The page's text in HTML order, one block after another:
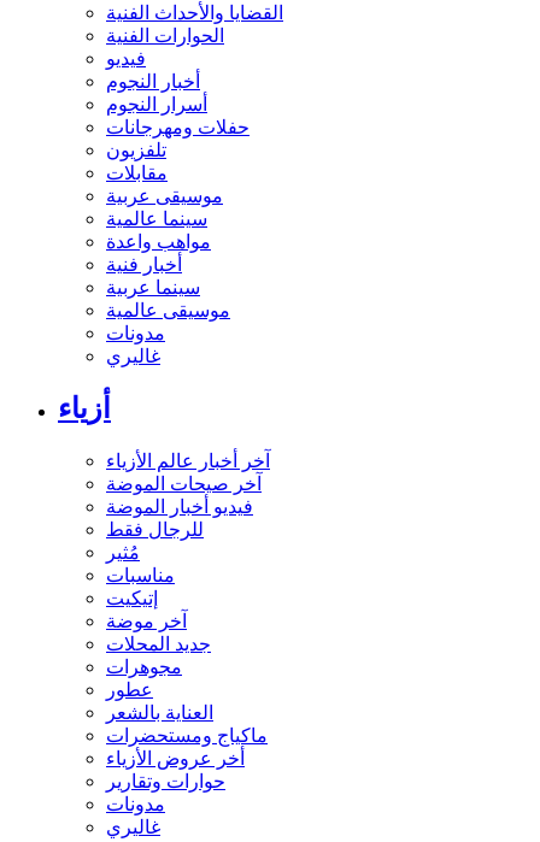
القضايا والأحداث الفنية
الحوارات الفنية
فيديو
أخبار النجوم
أسرار النجوم
حفلات ومهرجانات
تلفزيون
مقابلات
موسيقى عربية
سينما عالمية
مواهب واعدة
أخبار فنية
سينما عربية
موسيقى عالمية
مدونات
غاليري
أزياء
آخر أخبار عالم الأزياء
آخر صيحات الموضة
فيديو أخبار الموضة
للرجال فقط
مُثير
مناسبات
إتيكيت
آخر موضة
جديد المحلات
مجوهرات
عطور
العناية بالشعر
ماكياج ومستحضرات
أخر عروض الأزياء
حوارات وتقارير
مدونات
غاليري